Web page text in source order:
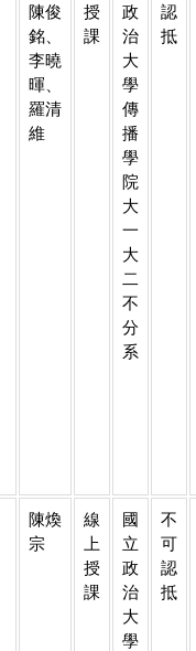
陳俊
銘、
李曉
暉、
羅清
維
授
課
政
治
大
學
傳
播
學
院
大
一
大
二
不
分
系
認
抵
陳煥
宗
線
上
授
課
國
立
政
治
大
學
不
可
認
抵